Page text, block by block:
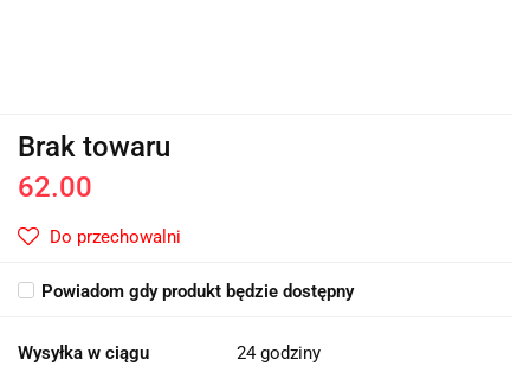
Brak towaru
62.00
Do przechowalni
Powiadom gdy produkt będzie dostępny
Wysyłka w ciągu 24 godziny